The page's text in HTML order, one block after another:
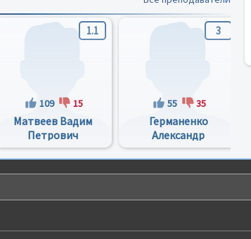
1.1
109 15
Матвеев Вадим
Петрович
3
55 35
Германенко
Александр
Николаевич